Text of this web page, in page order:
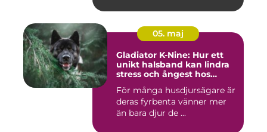
05. maj
Gladiator K-Nine: Hur ett
unikt halsband kan lindra
stress och ångest hos
För många husdjursägare är
deras fyrbenta vänner mer
än bara djur de ...